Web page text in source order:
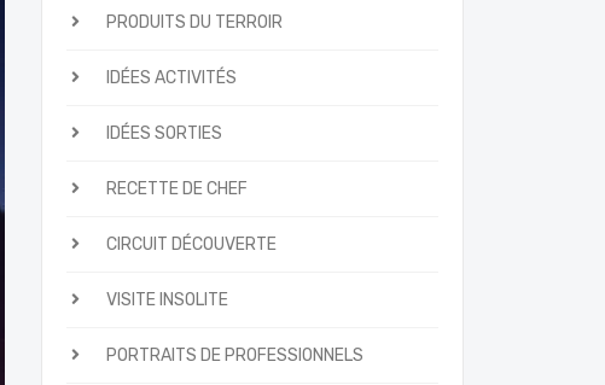
PRODUITS DU TERROIR
IDÉES ACTIVITÉS
IDÉES SORTIES
RECETTE DE CHEF
CIRCUIT DÉCOUVERTE
VISITE INSOLITE
PORTRAITS DE PROFESSIONNELS